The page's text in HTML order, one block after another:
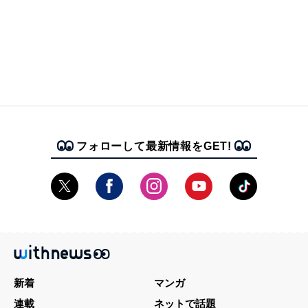
フォローして最新情報をGET!
新着
マンガ
連載
ネットで話題